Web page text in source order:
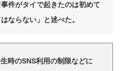
件がタイで起きたのは初めて
ならない」と述べた。
時のSNS利用の制限などに